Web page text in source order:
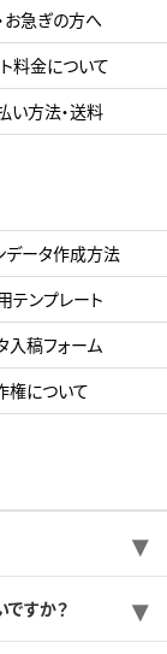
お急ぎの方へ
料金について
い方法・送料
データ作成方法
テンプレート
入稿フォーム
権について
ですか？